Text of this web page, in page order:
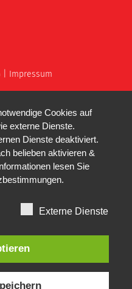
Impressum
Cookies auf
externe Dienste.
Dienste deaktiviert.
belieben aktivieren &
lesen Sie
.
Externe Dienste